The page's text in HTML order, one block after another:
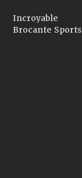
Incroyable
Brocante Sports